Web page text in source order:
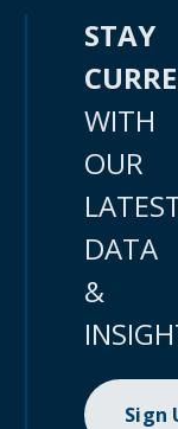
STAY
WITH
OUR
DATA
&
Sign